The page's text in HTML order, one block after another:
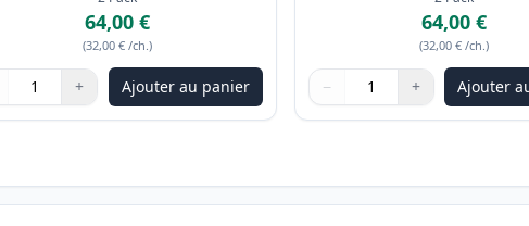
64,00 €
(32,00 € /ch.)
les boutons pour ajuster
+ Ajouter au panier
64,00 €
(32,00 € /ch.)
Quantité
Utilisez les boutons pour
− +
Quantité: Ajouter